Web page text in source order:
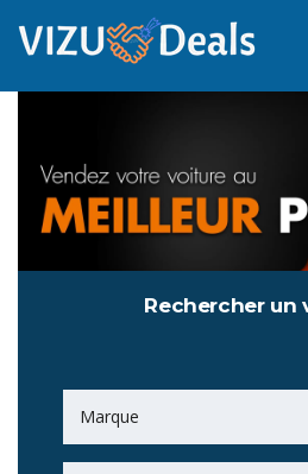
Rechercher un
Marque